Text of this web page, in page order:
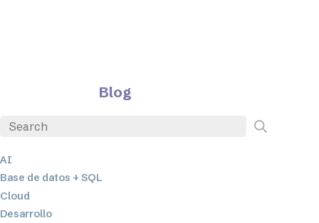
Blog
AI
Base de datos + SQL
Cloud
Desarrollo